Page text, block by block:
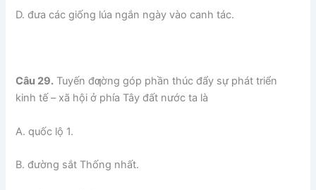
D. đưa các giống lúa ngắn ngày vào canh tác.
Câu 29. Tuyến đƣờng góp phần thúc đẩy sự phát triển
kinh tế – xã hội ở phía Tây đất nước ta là
A. quốc lộ 1.
B. đường sắt Thống nhất.